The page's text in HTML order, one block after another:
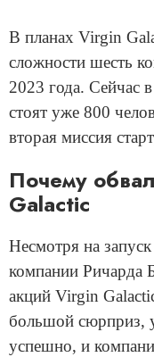
В планах Virgin
сложности шесть
2023 года. Сейчас в
стоят уже 800
вторая миссия
Почему
Galactic
Несмотря на
компании Ричарда
акций Virgin
большой сюрприз,
успешно, и